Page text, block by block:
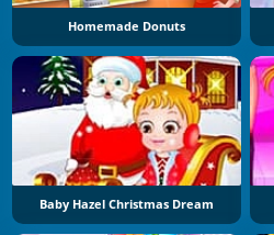
Homemade Donuts
Baby Hazel Christmas Dream